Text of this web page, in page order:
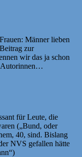
Männer lieben
zur
wir das ja schon
Autorinnen…
für Leute, die
(„Bund, oder
40, sind. Bislang
NVS gefallen hätte